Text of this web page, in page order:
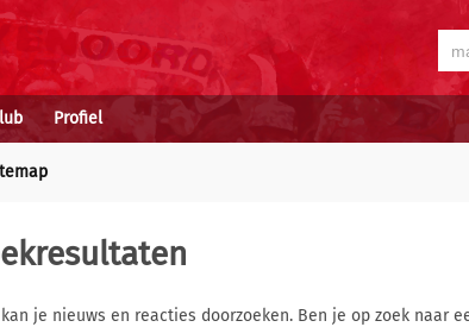
Profiel
je nieuws en reacties doorzoeken. Ben je op zoek naar